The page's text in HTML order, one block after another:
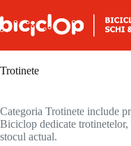
Trotinete
Categoria Trotinete include
Biciclop dedicate
stocul actual.